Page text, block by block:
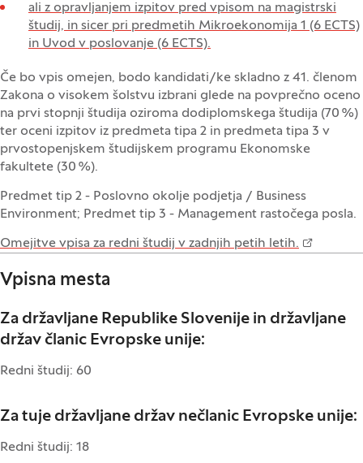
ali z opravljanjem izpitov pred vpisom na magistrski
študij, in sicer pri predmetih Mikroekonomija 1 (6 ECTS)
in Uvod v poslovanje (6 ECTS).
Če bo vpis omejen, bodo kandidati/ke skladno z 41. členom
Zakona o visokem šolstvu izbrani glede na povprečno oceno
na prvi stopnji študija oziroma dodiplomskega študija (70 %)
ter oceni izpitov iz predmeta tipa 2 in predmeta tipa 3 v
prvostopenjskem študijskem programu Ekonomske
fakultete (30 %).
Predmet tip 2 - Poslovno okolje podjetja / Business
Environment; Predmet tip 3 - Management rastočega posla.
Omejitve vpisa za redni študij v zadnjih petih letih.
Vpisna mesta
Za državljane Republike Slovenije in državljane
držav članic Evropske unije:
Redni študij: 60
Za tuje državljane držav nečlanic Evropske unije:
Redni študij: 18